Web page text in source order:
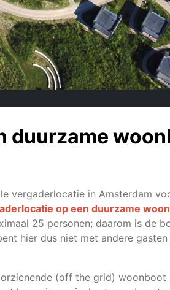
duurzame
vergaderlocatie in Amsterdam
op een duurzame
25 personen; daarom is de
hier dus niet met andere
(off the grid) woonboot